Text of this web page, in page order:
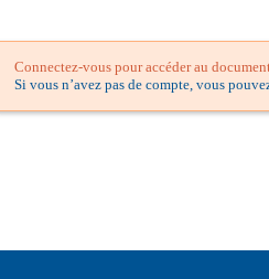
Connectez-vous pour accéder au
Si vous n’avez pas de compte, vous